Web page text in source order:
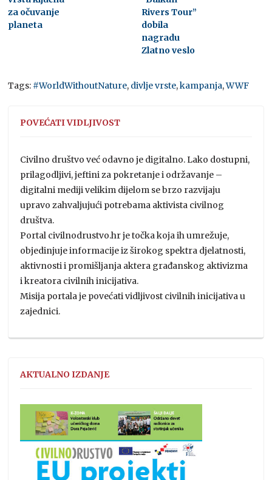
za očuvanje
planeta
Rivers Tour”
dobila
nagradu
Zlatno veslo
Tags: #WorldWithoutNature, divlje vrste,kampanja,WWF
POVEĆATI VIDLJIVOST
Civilno društvo već odavno je digitalno. Lako dostupni,
prilagodljivi, jeftini za pokretanje i održavanje –
digitalni mediji velikim dijelom se brzo razvijaju
upravo zahvaljujući potrebama aktivista civilnog
društva.
Portal civilnodrustvo.hr je točka koja ih umrežuje,
objedinjuje informacije iz širokog spektra djelatnosti,
aktivnosti i promišljanja aktera građanskog aktivizma
i kreatora civilnih inicijativa.
Misija portala je povećati vidljivost civilnih inicijativa u
zajednici.
AKTUALNO IZDANJE